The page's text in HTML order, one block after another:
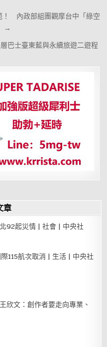
！ 內政部組團觀摩台中「綠空
→
巴士臺東藍與永續旅遊二遊程
章
92起災情 | 社會 | 中央社
115航次取消 | 生活 | 中央社
欣文：創作者要走向專業、